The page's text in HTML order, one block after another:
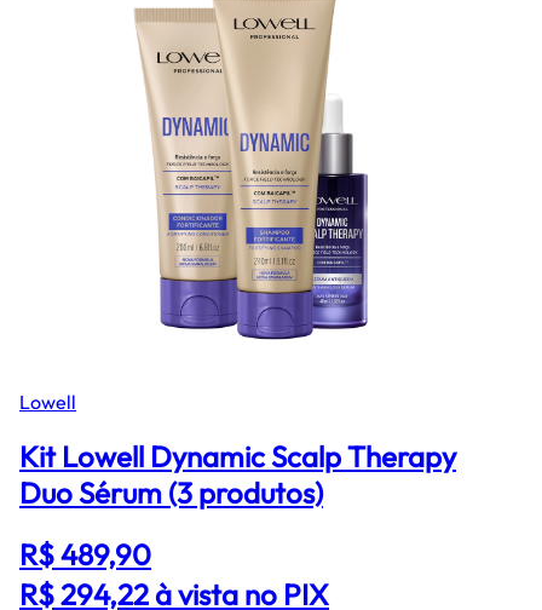
Lowell
Kit Lowell Dynamic Scalp Therapy
Duo Sérum (3 produtos)
R$ 489,90
R$ 294,22à vista no PIX